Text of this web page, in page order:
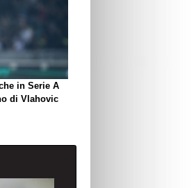
in Serie A
di Vlahovic